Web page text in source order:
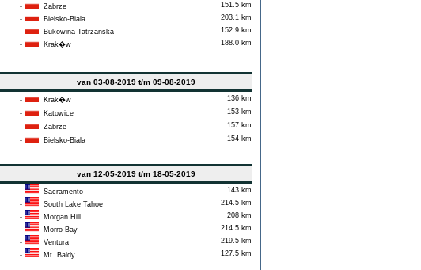
- Zabrze
151.5 km
- Bielsko-Biala
203.1 km
- Bukowina Tatrzanska
152.9 km
- Krak�w
188.0 km
van 03-08-2019 t/m 09-08-2019
- Krak�w
136 km
- Katowice
153 km
- Zabrze
157 km
- Bielsko-Biala
154 km
van 12-05-2019 t/m 18-05-2019
- Sacramento
143 km
- South Lake Tahoe
214.5 km
- Morgan Hill
208 km
- Morro Bay
214.5 km
- Ventura
219.5 km
- Mt. Baldy
127.5 km